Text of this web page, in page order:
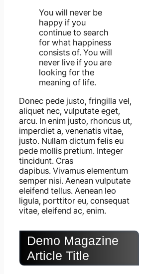
You will never be
happy if you
continue to search
for what happiness
consists of. You will
never live if you are
looking for the
meaning of life.
Donec pede justo, fringilla vel,
aliquet nec, vulputate eget,
arcu. In enim justo, rhoncus ut,
imperdiet a, venenatis vitae,
justo. Nullam dictum felis eu
pede mollis pretium. Integer
tincidunt. Cras
dapibus. Vivamus elementum
semper nisi. Aenean vulputate
eleifend tellus. Aenean leo
ligula, porttitor eu, consequat
vitae, eleifend ac, enim.
Demo Magazine
Article Title